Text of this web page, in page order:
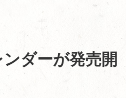
ダーが発売開